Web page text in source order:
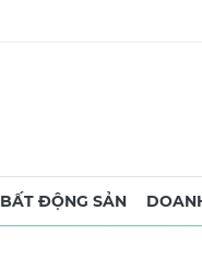
BẤT ĐỘNG SẢN